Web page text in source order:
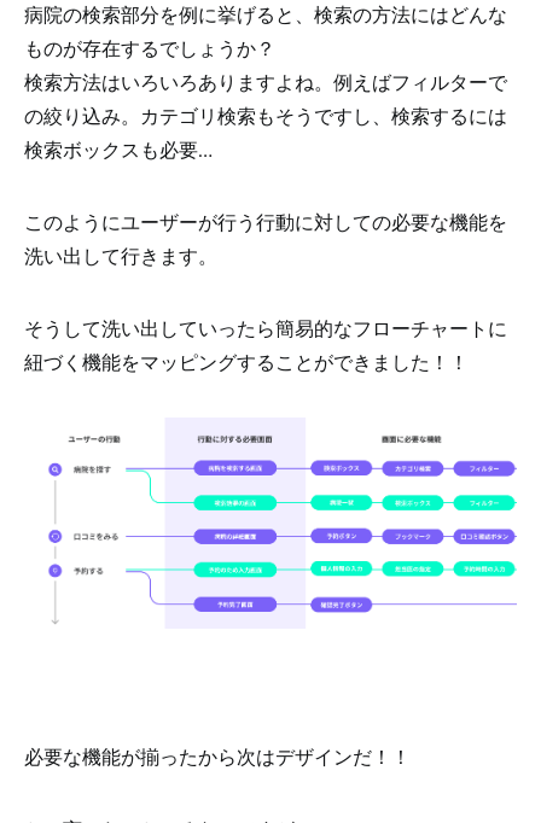
病院の検索部分を例に挙げると、検索の方法にはどんな
ものが存在するでしょうか？
検索方法はいろいろありますよね。例えばフィルターで
の絞り込み。カテゴリ検索もそうですし、検索するには
検索ボックスも必要…
このようにユーザーが行う行動に対しての必要な機能を
洗い出して行きます。
そうして洗い出していったら簡易的なフローチャートに
紐づく機能をマッピングすることができました！！
必要な機能が揃ったから次はデザインだ！！